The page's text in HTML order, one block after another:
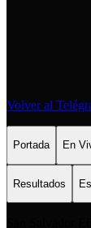
Volver al
Portada En
Resultados